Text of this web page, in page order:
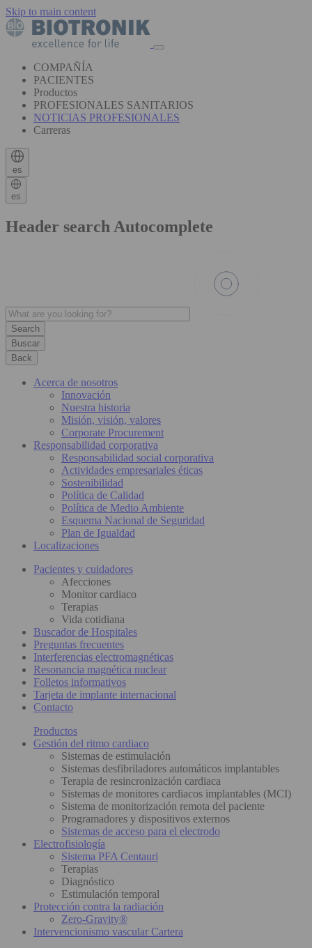
Skip to main content
COMPAÑÍA
PACIENTES
Productos
PROFESIONALES SANITARIOS
NOTICIAS PROFESIONALES
Carreras
es
es
Header search Autocomplete
Buscar
Back
Acerca de nosotros
Innovación
Nuestra historia
Misión, visión, valores
Corporate Procurement
Responsabilidad corporativa
Responsabilidad social corporativa
Actividades empresariales éticas
Sostenibilidad
Política de Calidad
Política de Medio Ambiente
Esquema Nacional de Seguridad
Plan de Igualdad
Localizaciones
Pacientes y cuidadores
Afecciones
Monitor cardiaco
Terapias
Vida cotidiana
Buscador de Hospitales
Preguntas frecuentes
Interferencias electromagnéticas
Resonancia magnética nuclear
Folletos informativos
Tarjeta de implante internacional
Contacto
Productos
Gestión del ritmo cardiaco
Sistemas de estimulación
Sistemas desfibriladores automáticos implantables
Terapia de resincronización cardiaca
Sistemas de monitores cardiacos implantables (MCI)
Sistema de monitorización remota del paciente
Programadores y dispositivos externos
Sistemas de acceso para el electrodo
Electrofisiología
Sistema PFA Centauri
Terapias
Diagnóstico
Estimulación temporal
Protección contra la radiación
Zero-Gravity®
Intervencionismo vascular Cartera